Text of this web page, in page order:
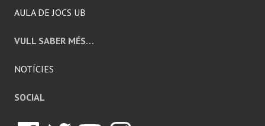
AULA DE JOCS UB
VULL SABER MÉS…
NOTÍCIES
SOCIAL
FacebookTwitter YouTube Instagram